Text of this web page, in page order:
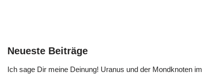
Neueste Beiträge
Ich sage Dir meine Deinung! Uranus und der Mondknoten im